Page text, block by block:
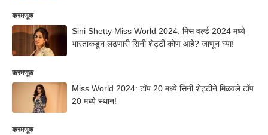
करमणूक
Sini Shetty Miss World 2024: मिस वर्ल्ड 2024 मध्ये
भारताकडून लढणारी सिनी शेट्टी कोण आहे? जाणून घ्या!
करमणूक
Miss World 2024: टॉप 20 मध्ये सिनी शेट्टीने मिळवले टॉप
20 मध्ये स्थान!
करमणूक